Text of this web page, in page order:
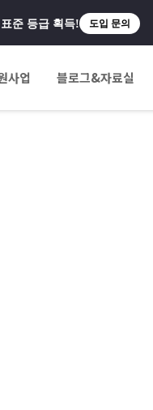
준 등급 획득! 도입 문의
사업 블로그&자료실